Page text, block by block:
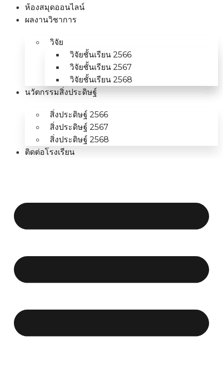
ห้องสมุดออนไลน์
ผลงานวิชาการ
วิจัย
วิจัยชั้นเรียน 2566
วิจัยชั้นเรียน 2567
วิจัยชั้นเรียน 2568
นวัตกรรมสิ่งประดิษฐ์
สิ่งประดิษฐ์ 2566
สิ่งประดิษฐ์ 2567
สิ่งประดิษฐ์ 2568
ติดต่อโรงเรียน